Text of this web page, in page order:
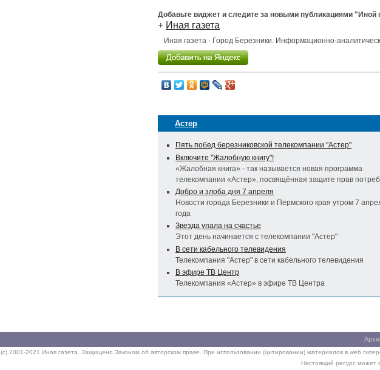
Добавьте виджет и следите за новыми публикациями "Иной
+ Иная газета
Иная газета - Город Березники. Информационно-
Астер
Пять побед березниковской телекомпании "Астер"
Включите "Жалобную книгу"!
«Жалобная книга» - так называется новая программа
телекомпании «Астер», посвящённая защите прав
Добро и злоба дня 7 апреля
Новости города Березники и Пермского края утром 7
года
Звезда упала на счастье
Этот день начинается с телекомпании "Астер"
В сети кабельного телевидения
Телекомпания "Астер" в сети кабельного телевидения
В эфире ТВ Центр
Телекомпания «Астер» в эфире ТВ Центра
(c) 2001-2021 Иная газета. Защищено Законом об авторском праве. При использовании (цитировании) материалов в web
Настоящий ресурс может